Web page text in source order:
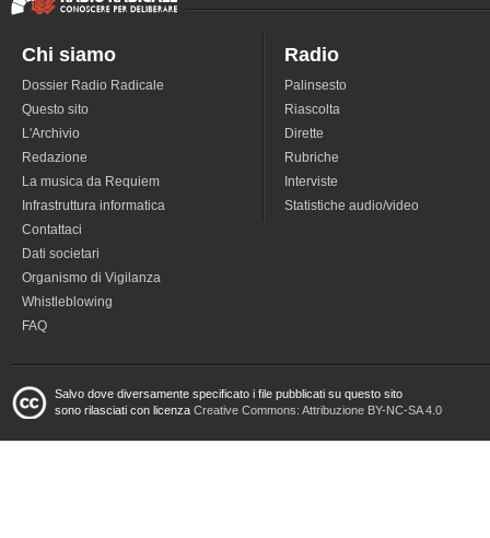
Chi siamo
Dossier Radio Radicale
Questo sito
L'Archivio
Redazione
La musica da Requiem
Infrastruttura informatica
Contattaci
Dati societari
Organismo di Vigilanza
Whistleblowing
FAQ
Radio
Palinsesto
Riascolta
Dirette
Rubriche
Interviste
Statistiche audio/video
Salvo dove diversamente specificato i file pubblicati su questo sito
sono rilasciati con licenza Creative Commons: Attribuzione BY-NC-SA 4.0